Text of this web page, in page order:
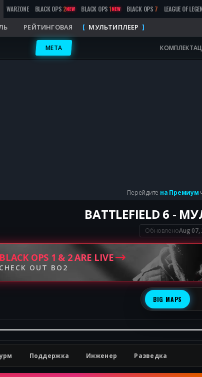
WARZONE BLACK OPS 2NEW BLACK OPS1NEW BLACK OPS 7 LEAGUE OF
РЕЙТИНГОВАЯ МУЛЬТИПЛЕЕР
META
Перейдите на Премиум
BATTLEFIELD 6 -
ОбновленоAug 07,
BLACK OPS 1 & 2 ARE LIVE
CHECK OUT BO2
BIG MAPS
Поддержка Инженер Разведка